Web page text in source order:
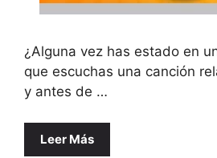
¿Alguna vez has estado en
que escuchas una canción
y antes de …
Leer Más